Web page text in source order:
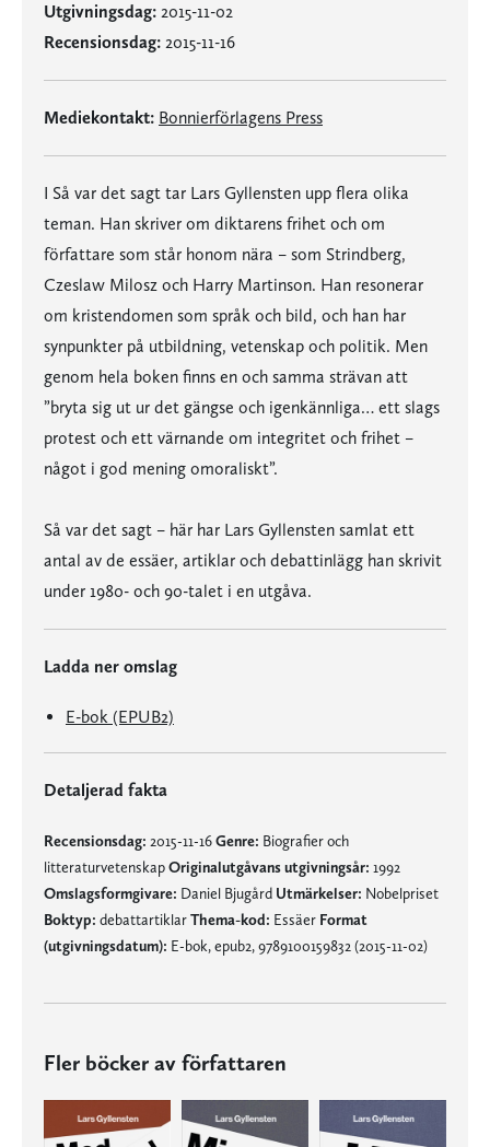
Utgivningsdag: 2015-11-02
Recensionsdag: 2015-11-16
Mediekontakt: Bonnierförlagens Press
I Så var det sagt tar Lars Gyllensten upp flera olika
teman. Han skriver om diktarens frihet och om
författare som står honom nära – som Strindberg,
Czeslaw Milosz och Harry Martinson. Han resonerar
om kristendomen som språk och bild, och han har
synpunkter på utbildning, vetenskap och politik. Men
genom hela boken finns en och samma strävan att
”bryta sig ut ur det gängse och igenkännliga… ett slags
protest och ett värnande om integritet och frihet –
något i god mening omoraliskt”.
Så var det sagt – här har Lars Gyllensten samlat ett
antal av de essäer, artiklar och debattinlägg han skrivit
under 1980- och 90-talet i en utgåva.
Ladda ner omslag
E-bok (EPUB2)
Detaljerad fakta
Recensionsdag: 2015-11-16Genre: Biografier och
litteraturvetenskapOriginalutgåvans utgivningsår: 1992
Omslagsformgivare: Daniel Bjugård Utmärkelser: Nobelpriset
Boktyp: debattartiklarThema-kod: Essäer Format
(utgivningsdatum): E-bok, epub2, 9789100159832 (2015-11-02)
Fler böcker av författaren